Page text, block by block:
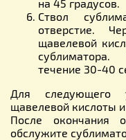
на 45 градусов.
Ствол
отверстие.
щавелевой
течение 30-40
Для следующего
щавелевой кислоты
После окончания
обслужите